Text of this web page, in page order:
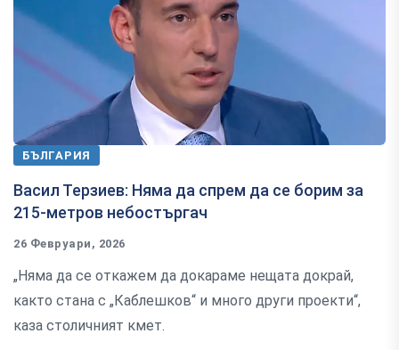
БЪЛГАРИЯ
Васил Терзиев: Няма да спрем да се борим за
215-метров небостъргач
26 Февруари, 2026
„Няма да се откажем да докараме нещата докрай,
както стана с „Каблешков“ и много други проекти“,
каза столичният кмет.